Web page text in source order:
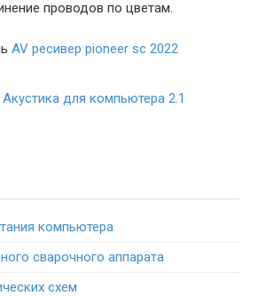
проводов по цветам.
AV ресивер pioneer sc 2022
Акустика для компьютера 2.1
компьютера
сварочного аппарата
схем